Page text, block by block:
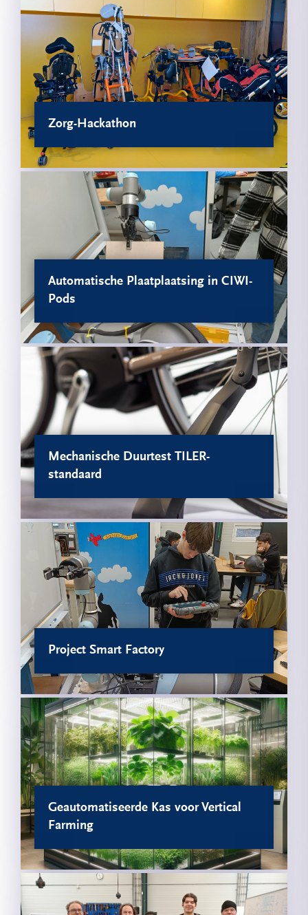
Zorg-Hackathon
Automatische Plaatplaatsing in CIWI-
Pods
Mechanische Duurtest TILER-
standaard
Project Smart Factory
Geautomatiseerde Kas voor Vertical
Farming